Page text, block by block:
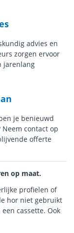
advies en
zorgen ervoor
jarenlang
je benieuwd
contact op
offerte
op maat.
profielen of
hor niet gebruikt
cassette. Ook